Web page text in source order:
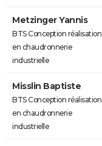
Metzinger Yannis
BTS Conception réalisation
en chaudronnerie
industrielle
Misslin Baptiste
BTS Conception réalisation
en chaudronnerie
industrielle